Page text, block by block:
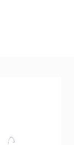
チャープロバ
に関する案内
およびお役立
おけるリード
展開などの事
んか？私たち